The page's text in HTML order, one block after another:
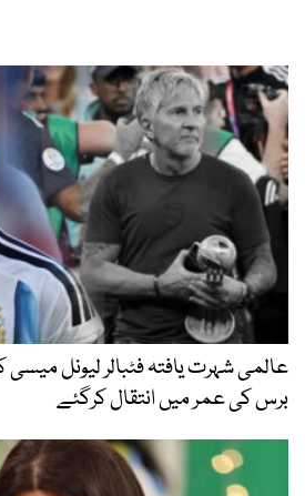
برس کی عمر میں انتقال کرگئے